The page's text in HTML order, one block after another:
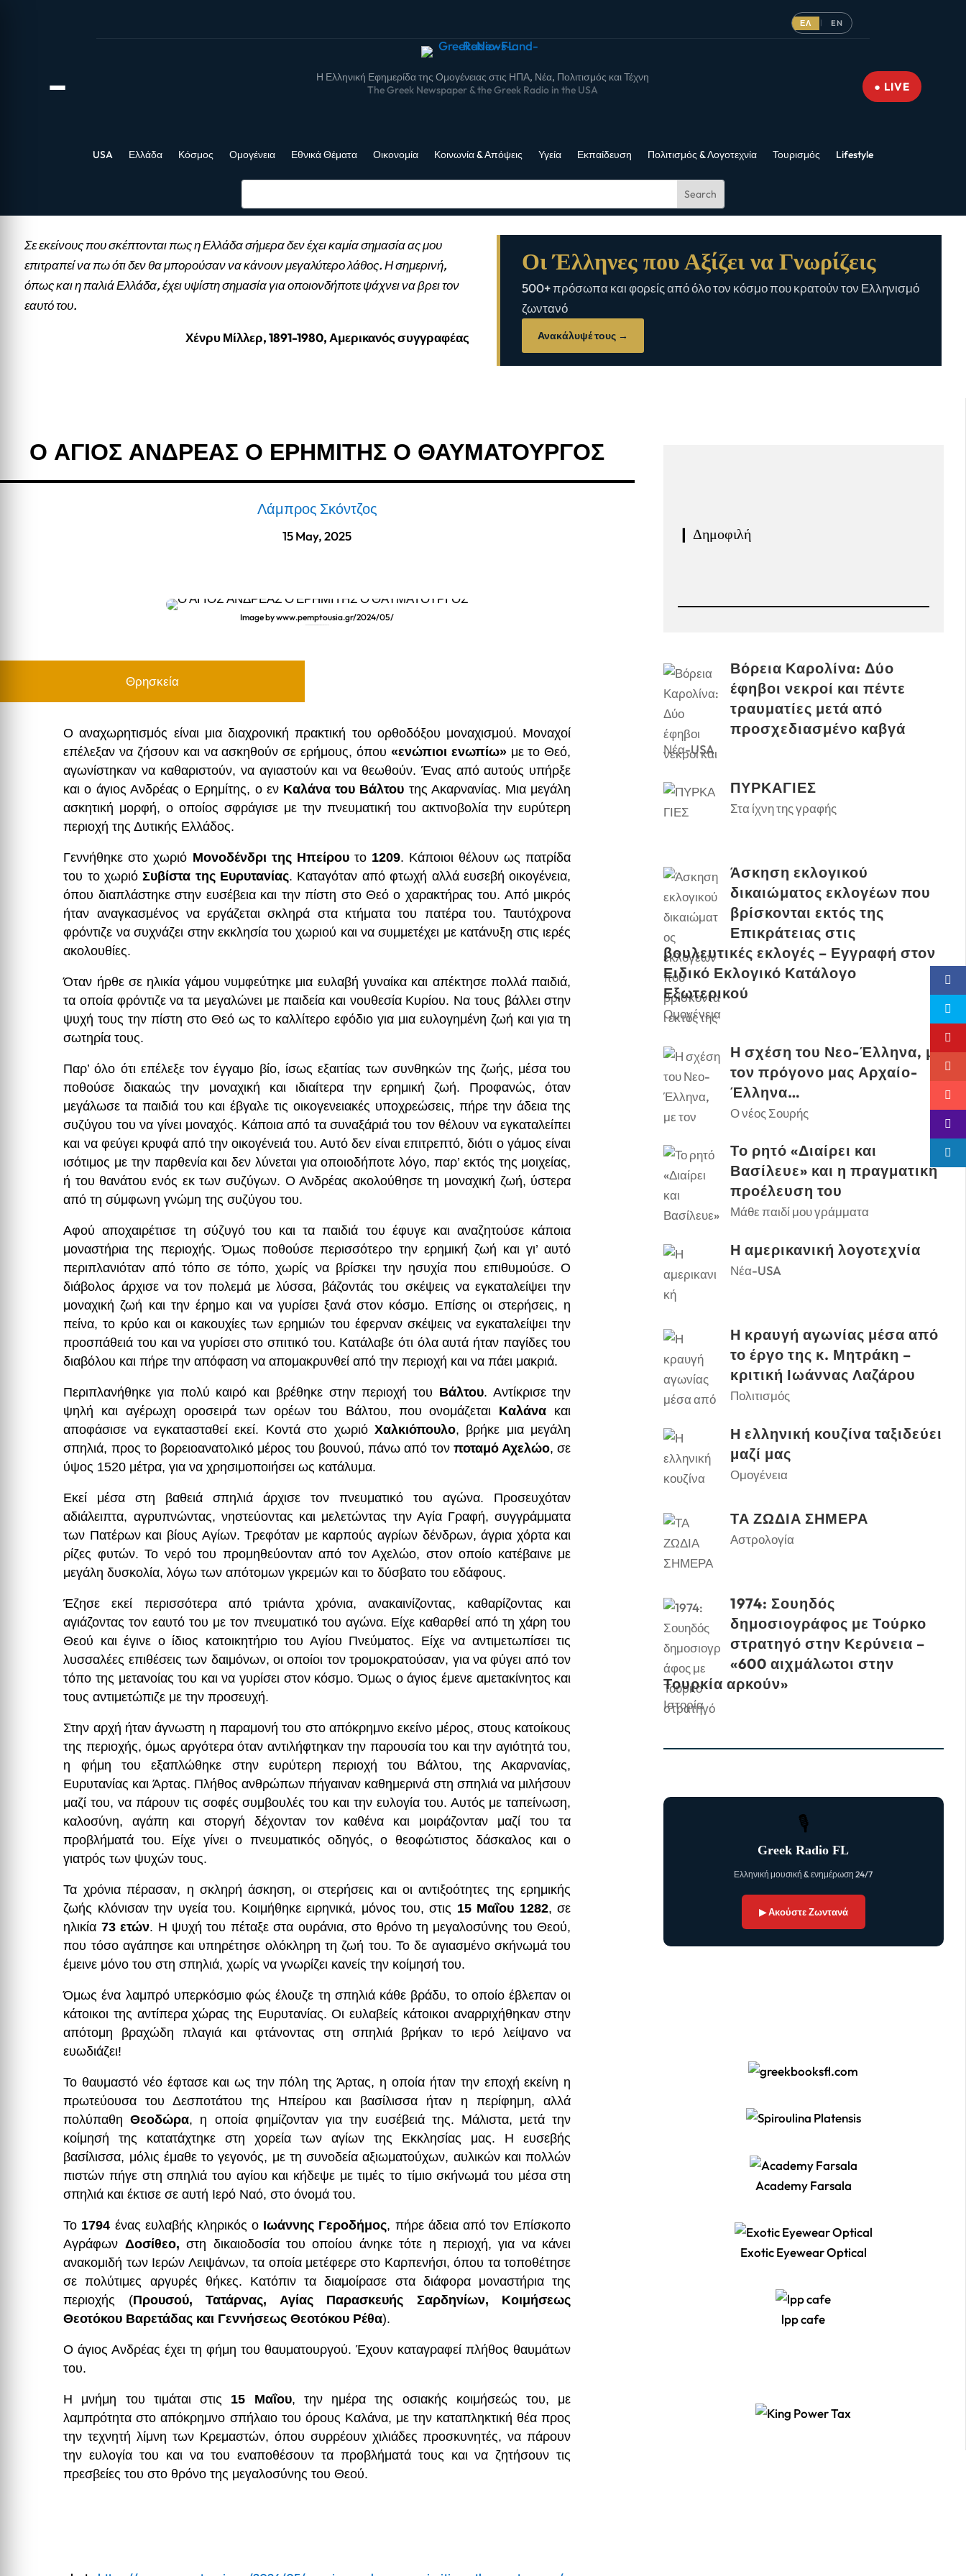
ΕΛ | EN
Η Ελληνική Εφημερίδα της Ομογένειας στις ΗΠΑ, Νέα, Πολιτισμός και Τέχνη
The Greek Newspaper & the Greek Radio in the USA
● LIVE
USA Ελλάδα Κόσμος Ομογένεια Εθνικά Θέματα Οικονομία Κοινωνία & Απόψεις Υγεία Εκπαίδευση Πολιτισμός & Λογοτεχνία Τουρισμός Lifestyle
Σε εκείνους που σκέπτονται πως η Ελλάδα σήμερα δεν έχει καμία σημασία ας μου
επιτραπεί να πω ότι δεν θα μπορούσαν να κάνουν μεγαλύτερο λάθος. Η σημερινή,
όπως και η παλιά Ελλάδα, έχει υψίστη σημασία για οποιονδήποτε ψάχνει να βρει τον
εαυτό του.
Χένρυ Μίλλερ, 1891-1980, Αμερικανός συγγραφέας
Οι Έλληνες που Αξίζει να Γνωρίζεις
500+ πρόσωπα και φορείς από όλο τον κόσμο που κρατούν τον Ελληνισμό
ζωντανό
Ανακάλυψέ τους →
Ο ΑΓΙΟΣ ΑΝΔΡΕΑΣ Ο ΕΡΗΜΙΤΗΣ Ο ΘΑΥΜΑΤΟΥΡΓΟΣ
Λάμπρος Σκόντζος
15 May, 2025
Image by www.pemptousia.gr/2024/05/
Θρησκεία
Ο αναχωρητισμός είναι μια διαχρονική πρακτική του ορθοδόξου μοναχισμού. Μοναχοί
επέλεξαν να ζήσουν και να ασκηθούν σε ερήμους, όπου «ενώπιοι ενωπίω»με το Θεό,
αγωνίστηκαν να καθαριστούν, να αγιαστούν και να θεωθούν. Ένας από αυτούς υπήρξε
και ο άγιος Ανδρέας ο Ερημίτης, ο εν Καλάνα του Βάλτου της Ακαρνανίας. Μια μεγάλη
ασκητική μορφή, ο οποίος σφράγισε με την πνευματική του ακτινοβολία την ευρύτερη
περιοχή της Δυτικής Ελλάδος.
Γεννήθηκε στο χωριό Μονοδένδρι της Ηπείρουτο 1209. Κάποιοι θέλουν ως πατρίδα
του το χωριόΣυβίστα της Ευρυτανίας. Καταγόταν από φτωχή αλλά ευσεβή οικογένεια,
όπου διαπλάστηκε στην ευσέβεια και την πίστη στο Θεό ο χαρακτήρας του. Από μικρός
ήταν αναγκασμένος να εργάζεται σκληρά στα κτήματα του πατέρα του. Ταυτόχρονα
φρόντιζε να συχνάζει στην εκκλησία του χωριού και να συμμετέχει με κατάνυξη στις ιερές
ακολουθίες.
Όταν ήρθε σε ηλικία γάμου νυμφεύτηκε μια ευλαβή γυναίκα και απέκτησε πολλά παιδιά,
τα οποία φρόντιζε να τα μεγαλώνει με παιδεία και νουθεσία Κυρίου. Να τους βάλλει στην
ψυχή τους την πίστη στο Θεό ως το καλλίτερο εφόδιο για μια ευλογημένη ζωή και για τη
σωτηρία τους.
Παρ’ όλο ότι επέλεξε τον έγγαμο βίο, ίσως εξαιτίας των συνθηκών της ζωής, μέσα του
ποθούσε διακαώς την μοναχική και ιδιαίτερα την ερημική ζωή. Προφανώς, όταν
μεγάλωσε τα παιδιά του και έβγαλε τις οικογενειακές υποχρεώσεις, πήρε την άδεια της
συζύγου του να γίνει μοναχός. Κάποια από τα συναξάριά του τον θέλουν να εγκαταλείπει
και να φεύγει κρυφά από την οικογένειά του. Αυτό δεν είναι επιτρεπτό, διότι ο γάμος είναι
ισότιμος με την παρθενία και δεν λύνεται για οποιοδήποτε λόγο, παρ’ εκτός της μοιχείας,
ή του θανάτου ενός εκ των συζύγων. Ο Ανδρέας ακολούθησε τη μοναχική ζωή, ύστερα
από τη σύμφωνη γνώμη της συζύγου του.
Αφού αποχαιρέτισε τη σύζυγό του και τα παιδιά του έφυγε και αναζητούσε κάποια
μοναστήρια της περιοχής. Όμως ποθούσε περισσότερο την ερημική ζωή και γι’ αυτό
περιπλανιόταν από τόπο σε τόπο, χωρίς να βρίσκει την ησυχία που επιθυμούσε. Ο
διάβολος άρχισε να τον πολεμά με λύσσα, βάζοντάς του σκέψεις να εγκαταλείψει την
μοναχική ζωή και την έρημο και να γυρίσει ξανά στον κόσμο. Επίσης οι στερήσεις, η
πείνα, το κρύο και οι κακουχίες των ερημιών του έφερναν σκέψεις να εγκαταλείψει την
προσπάθειά του και να γυρίσει στο σπιτικό του. Κατάλαβε ότι όλα αυτά ήταν παγίδες του
διαβόλου και πήρε την απόφαση να απομακρυνθεί από την περιοχή και να πάει μακριά.
Περιπλανήθηκε για πολύ καιρό και βρέθηκε στην περιοχή του Βάλτου. Αντίκρισε την
ψηλή και αγέρωχη οροσειρά των ορέων του Βάλτου, που ονομάζεται Καλάνα και
αποφάσισε να εγκατασταθεί εκεί. Κοντά στο χωριόΧαλκιόπουλο, βρήκε μια μεγάλη
σπηλιά, προς το βορειοανατολικό μέρος του βουνού, πάνω από τον ποταμό Αχελώο, σε
ύψος 1520 μέτρα, για να χρησιμοποιήσει ως κατάλυμα.
Εκεί μέσα στη βαθειά σπηλιά άρχισε τον πνευματικό του αγώνα. Προσευχόταν
αδιάλειπτα, αγρυπνώντας, νηστεύοντας και μελετώντας την Αγία Γραφή, συγγράμματα
των Πατέρων και βίους Αγίων. Τρεφόταν με καρπούς αγρίων δένδρων, άγρια χόρτα και
ρίζες φυτών. Το νερό του προμηθεύονταν από τον Αχελώο, στον οποίο κατέβαινε με
μεγάλη δυσκολία, λόγω των απότομων γκρεμών και το δύσβατο του εδάφους.
Έζησε εκεί περισσότερα από τριάντα χρόνια, ανακαινίζοντας, καθαρίζοντας και
αγιάζοντας τον εαυτό του με τον πνευματικό του αγώνα. Είχε καθαρθεί από τη χάρητου
Θεού και έγινε ο ίδιος κατοικητήριο του Αγίου Πνεύματος. Είχε να αντιμετωπίσει τις
λυσσαλέες επιθέσεις των δαιμόνων, οι οποίοι τον τρομοκρατούσαν, για να φύγει από τον
τόπο της μετανοίας του και να γυρίσει στον κόσμο. Όμως ο άγιος έμενε αμετακίνητος και
τους αντιμετώπιζε με την προσευχή.
Στην αρχή ήταν άγνωστη η παραμονή του στο απόκρημνο εκείνο μέρος, στους κατοίκους
της περιοχής, όμως αργότερα όταν αντιλήφτηκαν την παρουσία του και την αγιότητά του,
η φήμη του εξαπλώθηκε στην ευρύτερη περιοχή του Βάλτου, της Ακαρνανίας,
Ευρυτανίας και Άρτας. Πλήθος ανθρώπων πήγαιναν καθημερινά στη σπηλιά να μιλήσουν
μαζί του, να πάρουν τις σοφές συμβουλές του και την ευλογία του. Αυτός με ταπείνωση,
καλοσύνη, αγάπη και στοργή δέχονταν τον καθένα και μοιράζονταν μαζί του τα
προβλήματά του. Είχε γίνει ο πνευματικός οδηγός, ο θεοφώτιστος δάσκαλος και ο
γιατρός των ψυχών τους.
Τα χρόνια πέρασαν, η σκληρή άσκηση, οι στερήσεις και οι αντιξοότητες της ερημικής
ζωής κλόνισαν την υγεία του. Κοιμήθηκε ειρηνικά, μόνος του, στις 15 Μαΐου 1282, σε
ηλικία 73 ετών. Η ψυχή του πέταξε στα ουράνια, στο θρόνο τη μεγαλοσύνης του Θεού,
που τόσο αγάπησε και υπηρέτησε ολόκληρη τη ζωή του. Το δε αγιασμένο σκήνωμά του
έμεινε μόνο του στη σπηλιά, χωρίς να γνωρίζει κανείς την κοίμησή του.
Όμως ένα λαμπρό υπερκόσμιο φώς έλουζε τη σπηλιά κάθε βράδυ, το οποίο έβλεπαν οι
κάτοικοι της αντίπερα χώρας της Ευρυτανίας. Οι ευλαβείς κάτοικοι αναρριχήθηκαν στην
απότομη βραχώδη πλαγιά και φτάνοντας στη σπηλιά βρήκαν το ιερό λείψανο να
ευωδιάζει!
Το θαυμαστό νέο έφτασε και ως την πόλη της Άρτας, η οποία ήταν την εποχή εκείνη η
πρωτεύουσα του Δεσποτάτου της Ηπείρου και βασίλισσα ήταν η περίφημη, αλλά
πολύπαθηΘεοδώρα, η οποία φημίζονταν για την ευσέβειά της. Μάλιστα, μετά την
κοίμησή της κατατάχτηκε στη χορεία των αγίων της Εκκλησίας μας. Η ευσεβής
βασίλισσα, μόλις έμαθε το γεγονός, με τη συνοδεία αξιωματούχων, αυλικών και πολλών
πιστών πήγε στη σπηλιά του αγίου και κήδεψε με τιμές το τίμιο σκήνωμά του μέσα στη
σπηλιά και έκτισε σε αυτή Ιερό Ναό, στο όνομά του.
Το 1794 ένας ευλαβής κληρικός ο Ιωάννης Γεροδήμος, πήρε άδεια από τον Επίσκοπο
Αγράφων Δοσίθεο, στη δικαιοδοσία του οποίου άνηκε τότε η περιοχή, για να κάνει
ανακομιδή των Ιερών Λειψάνων, τα οποία μετέφερε στο Καρπενήσι, όπου τα τοποθέτησε
σε πολύτιμες αργυρές θήκες. Κατόπιν τα διαμοίρασε στα διάφορα μοναστήρια της
περιοχής (Προυσού, Τατάρνας, Αγίας Παρασκευής Σαρδηνίων, Κοιμήσεως
Θεοτόκου Βαρετάδας και Γεννήσεως Θεοτόκου Ρέθα).
Ο άγιος Ανδρέας έχει τη φήμη του θαυματουργού. Έχουν καταγραφεί πλήθος θαυμάτων
του.
Η μνήμη του τιμάται στις 15 Μαΐου, την ημέρα της οσιακής κοιμήσεώς του, με
λαμπρότητα στο απόκρημνο σπήλαιο του όρους Καλάνα, με την καταπληκτική θέα προς
την τεχνητή λίμνη των Κρεμαστών, όπου συρρέουν χιλιάδες προσκυνητές, να πάρουν
την ευλογία του και να του εναποθέσουν τα προβλήματά τους και να ζητήσουν τις
πρεσβείες του στο θρόνο της μεγαλοσύνης του Θεού.
❙ Δημοφιλή
Βόρεια Καρολίνα: Δύο
έφηβοι νεκροί και πέντε
τραυματίες μετά από
προσχεδιασμένο καβγά
Νέα-USA
ΠΥΡΚΑΓΙΕΣ
Στα ίχνη της γραφής
Άσκηση εκλογικού
δικαιώματος εκλογέων που
βρίσκονται εκτός της
Επικράτειας στις
βουλευτικές εκλογές – Εγγραφή στον
Ειδικό Εκλογικό Κατάλογο
Εξωτερικού
Ομογένεια
Η σχέση του Νεο-Έλληνα, με
τον πρόγονο μας Αρχαίο-
Έλληνα…
Ο νέος Σουρής
Το ρητό «Διαίρει και
Βασίλευε» και η πραγματική
προέλευση του
Μάθε παιδί μου γράμματα
Η αμερικανική λογοτεχνία
Νέα-USA
Η κραυγή αγωνίας μέσα από
το έργο της κ. Μητράκη –
κριτική Ιωάννας Λαζάρου
Πολιτισμός
Η ελληνική κουζίνα ταξιδεύει
μαζί μας
Ομογένεια
ΤΑ ΖΩΔΙΑ ΣΗΜΕΡΑ
Αστρολογία
1974: Σουηδός
δημοσιογράφος με Τούρκο
στρατηγό στην Κερύνεια –
«600 αιχμάλωτοι στην
Τουρκία αρκούν»
Ιστορία
🎙
Greek Radio FL
Ελληνική μουσική & ενημέρωση 24/7
▶ Ακούστε Ζωντανά
Academy Farsala
Exotic Eyewear Optical
lpp cafe